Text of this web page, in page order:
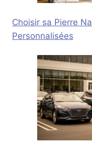
Choisir sa Pierre
Personnalisées